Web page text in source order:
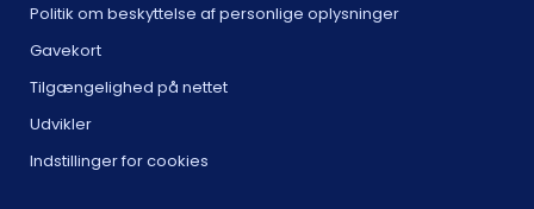
Politik om beskyttelse af personlige oplysninger
Gavekort
Tilgængelighed på nettet
Udvikler
Indstillinger for cookies